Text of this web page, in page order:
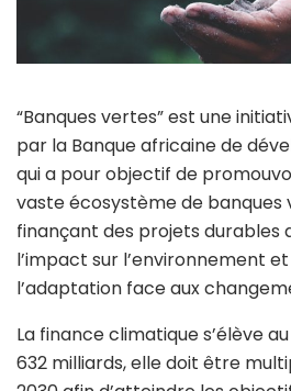
“Banques vertes” est une
par la Banque africaine de
qui a pour objectif de
vaste écosystème de banques
finançant des projets durables
l’impact sur l’environnement
l’adaptation face aux
La finance climatique s’élève
632 milliards, elle doit être